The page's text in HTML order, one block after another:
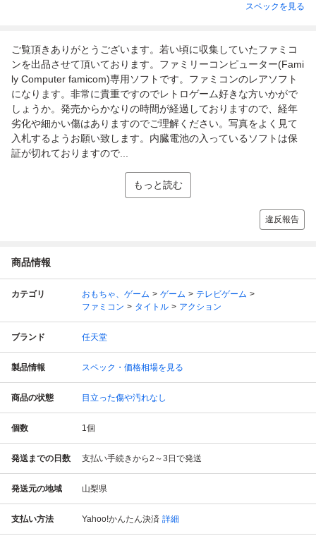
スペックを見る
ご覧頂きありがとうございます。若い頃に収集していたファミコ
ンを出品させて頂いております。ファミリーコンピューター(Fami
ly Computer famicom)専用ソフトです。ファミコンのレアソフト
になります。非常に貴重ですのでレトロゲーム好きな方いかがで
しょうか。発売からかなりの時間が経過しておりますので、経年
劣化や細かい傷はありますのでご理解ください。写真をよく見て
入札するようお願い致します。内臓電池の入っているソフトは保
証が切れておりますので...
もっと読む
違反報告
商品情報
カテゴリ おもちゃ、ゲーム ゲーム
テレビゲーム
ファミコン
タイトル アクション
ブランド 任天堂
製品情報 スペック・価格相場を見る
商品の状態 目立った傷や汚れなし
個数 1個
発送までの日数 支払い手続きから2～3日で発送
発送元の地域 山梨県
支払い方法 Yahoo!かんたん決済 詳細